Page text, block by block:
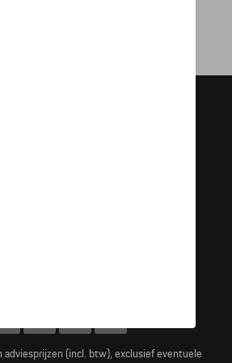
adviesprijzen (incl. btw), exclusief eventuele